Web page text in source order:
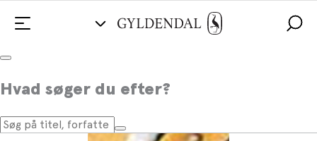
Hvad søger du efter?